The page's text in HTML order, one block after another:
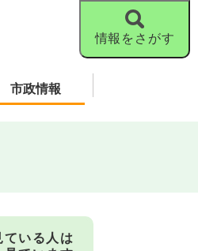
市政情報
情報をさがす
ている人は